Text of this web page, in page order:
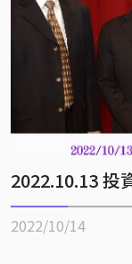
2022.10.13 投
2022/10/14